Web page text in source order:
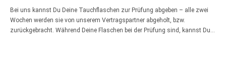
Bei uns kannst Du Deine Tauchflaschen zur Prüfung abgeben – alle zwei
Wochen werden sie von unserem Vertragspartner abgeholt, bzw.
zurückgebracht. Während Deine Flaschen bei der Prüfung sind, kannst Du…